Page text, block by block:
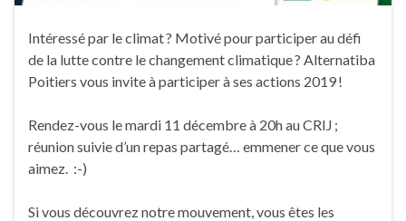
Intéressé par le climat ? Motivé pour participer au défi
de la lutte contre le changement climatique ? Alternatiba
Poitiers vous invite à participer à ses actions 2019 !
Rendez-vous le mardi 11 décembre à 20h au CRIJ ;
réunion suivie d’un repas partagé… emmener ce que vous
aimez. :-)
Si vous découvrez notre mouvement, vous êtes les